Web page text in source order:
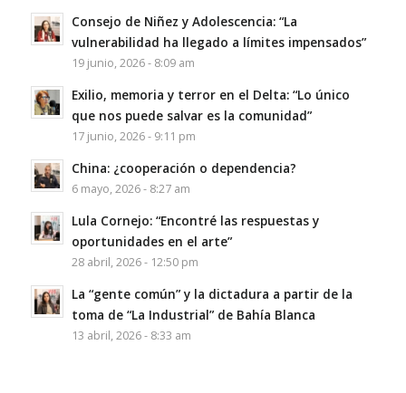
Consejo de Niñez y Adolescencia: “La
vulnerabilidad ha llegado a límites impensados”
19 junio, 2026 - 8:09 am
Exilio, memoria y terror en el Delta: “Lo único
que nos puede salvar es la comunidad”
17 junio, 2026 - 9:11 pm
China: ¿cooperación o dependencia?
6 mayo, 2026 - 8:27 am
Lula Cornejo: “Encontré las respuestas y
oportunidades en el arte”
28 abril, 2026 - 12:50 pm
La “gente común” y la dictadura a partir de la
toma de “La Industrial” de Bahía Blanca
13 abril, 2026 - 8:33 am